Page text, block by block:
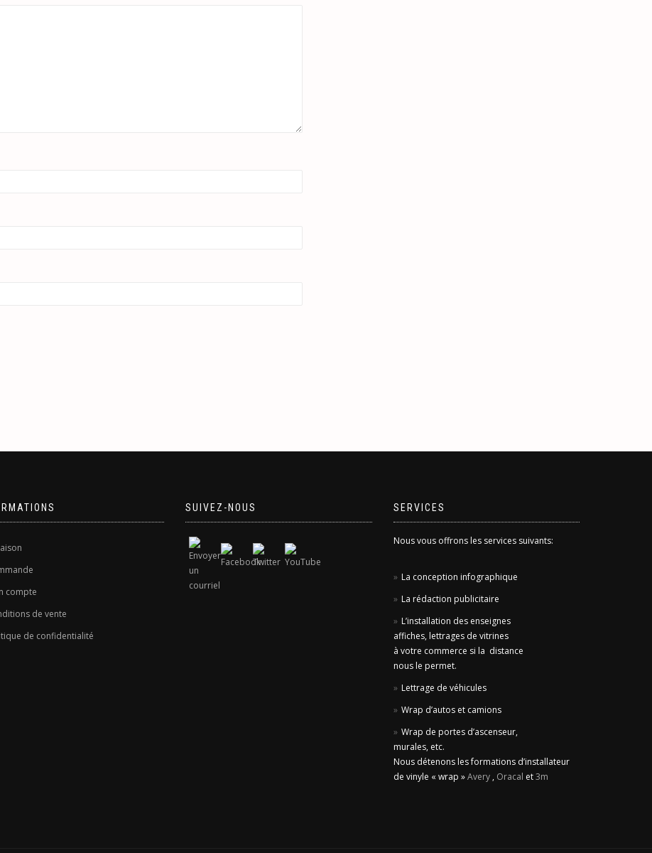
compte
de vente
de confidentialité
SUIVEZ-NOUS SERVICES
Nous vous offrons les services suivants:
La conception infographique
La rédaction publicitaire
L’installation des enseignes
affiches, lettrages de vitrines
à votre commerce si la distance
nous le permet.
Lettrage de véhicules
Wrap d’autos et camions
Wrap de portes d’ascenseur,
murales, etc.
Nous détenons les formations d’installateur
de vinyle « wrap »Avery, Oracal et3m